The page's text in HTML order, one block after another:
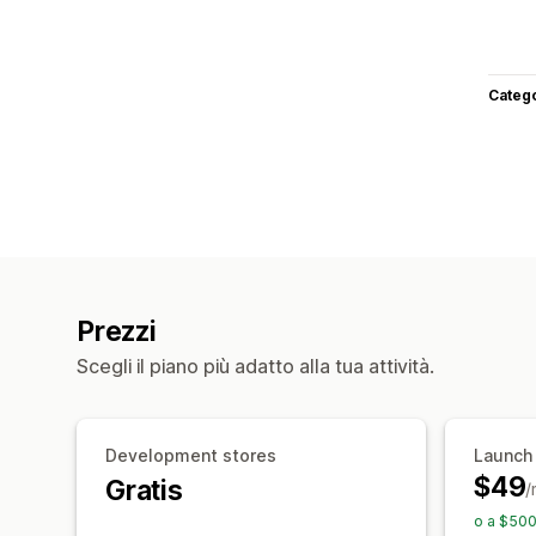
Prezzi
Scegli il piano più adatto alla tua attività.
Development stores
Gratis
Launch
$49/
o a